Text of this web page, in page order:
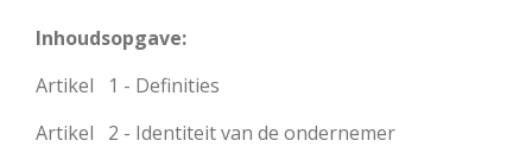
Inhoudsopgave:
Artikel 1 - Definities
Artikel 2 - Identiteit van de ondernemer